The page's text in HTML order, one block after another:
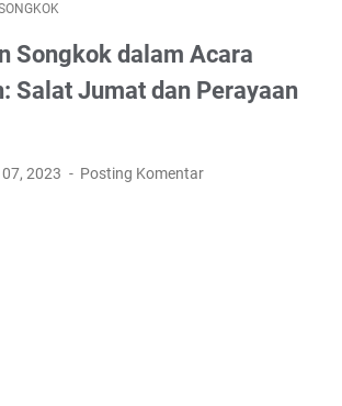
Songkok dalam Acara
Salat Jumat dan Perayaan
2023 Posting Komentar